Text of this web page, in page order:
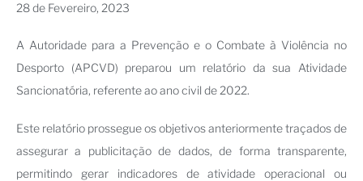
28 de Fevereiro, 2023
A Autoridade para a Prevenção e o Combate à Violência no
Desporto (APCVD) preparou um relatório da sua Atividade
Sancionatória, referente ao ano civil de 2022.
Este relatório prossegue os objetivos anteriormente traçados de
assegurar a publicitação de dados, de forma transparente,
permitindo gerar indicadores de atividade operacional ou